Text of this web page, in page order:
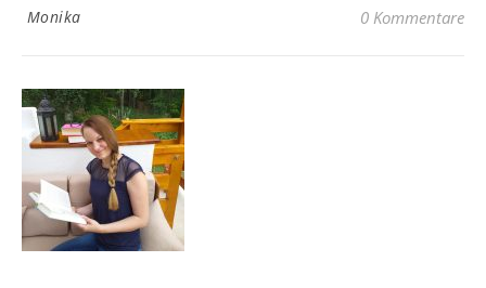
Monika 0 Kommentare